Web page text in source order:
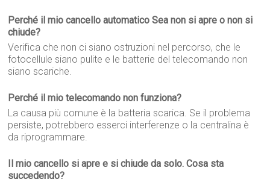
Perché il mio cancello automatico Sea non si apre o non si
chiude?
Verifica che non ci siano ostruzioni nel percorso, che le
fotocellule siano pulite e le batterie del telecomando non
siano scariche.
Perché il mio telecomando non funziona?
La causa più comune è la batteria scarica. Se il problema
persiste, potrebbero esserci interferenze o la centralina è
da riprogrammare.
Il mio cancello si apre e si chiude da solo. Cosa sta
succedendo?